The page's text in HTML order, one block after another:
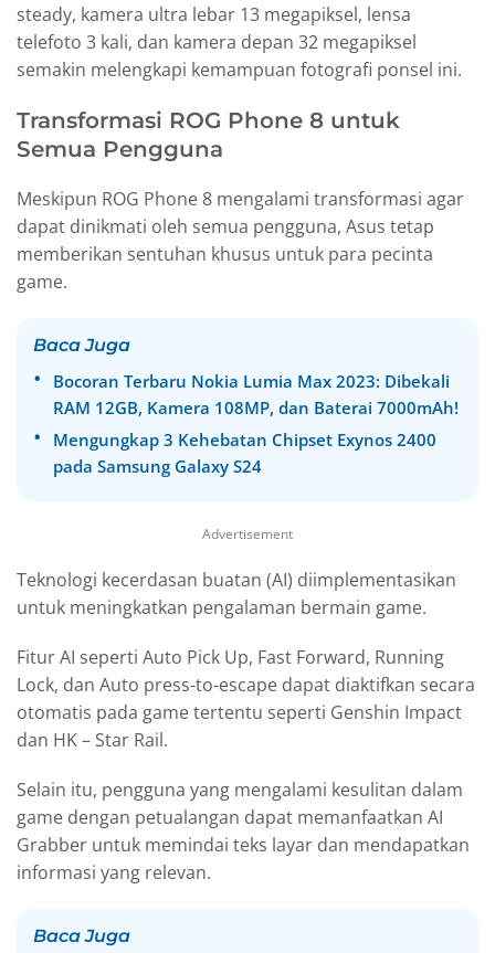
steady, kamera ultra lebar 13 megapiksel, lensa
telefoto 3 kali, dan kamera depan 32 megapiksel
semakin melengkapi kemampuan fotografi ponsel ini.
Transformasi ROG Phone 8 untuk
Semua Pengguna
Meskipun ROG Phone 8 mengalami transformasi agar
dapat dinikmati oleh semua pengguna, Asus tetap
memberikan sentuhan khusus untuk para pecinta
game.
Baca Juga
Bocoran Terbaru Nokia Lumia Max 2023: Dibekali
RAM 12GB, Kamera 108MP, dan Baterai 7000mAh!
Mengungkap 3 Kehebatan Chipset Exynos 2400
pada Samsung Galaxy S24
Advertisement
Teknologi kecerdasan buatan (AI) diimplementasikan
untuk meningkatkan pengalaman bermain game.
Fitur AI seperti Auto Pick Up, Fast Forward, Running
Lock, dan Auto press-to-escape dapat diaktifkan secara
otomatis pada game tertentu seperti Genshin Impact
dan HK – Star Rail.
Selain itu, pengguna yang mengalami kesulitan dalam
game dengan petualangan dapat memanfaatkan AI
Grabber untuk memindai teks layar dan mendapatkan
informasi yang relevan.
Baca Juga